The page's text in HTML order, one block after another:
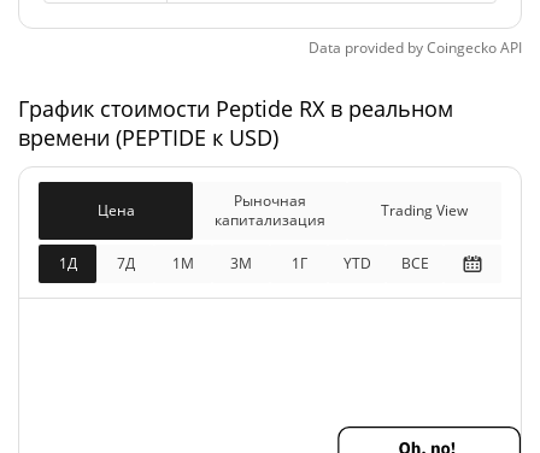
предложение
1 000 000 000 PEPTIDE
Рыночная
капитализация
2.00%
Разбавленная рыночная
капитализация
0.10%
Data provided byCoingeckoAPI
График стоимости Peptide RX в реальном
времени (PEPTIDE к USD)
Цена
Рыночная
капитализация
Trading View
1Д 7Д 1М 3M 1Г YTD ВСЕ